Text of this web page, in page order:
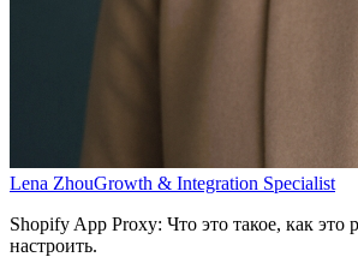
Lena ZhouGrowth & Integration Specialist
Shopify App Proxy: Что это такое, как это
настроить.